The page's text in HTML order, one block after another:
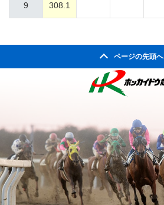
9 308.1
ページの先頭へ